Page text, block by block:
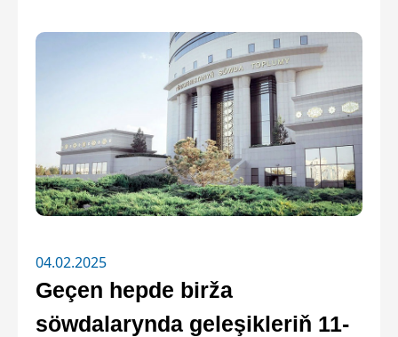
04.02.2025
Geçen hepde birža
söwdalarynda geleşikleriň 11-